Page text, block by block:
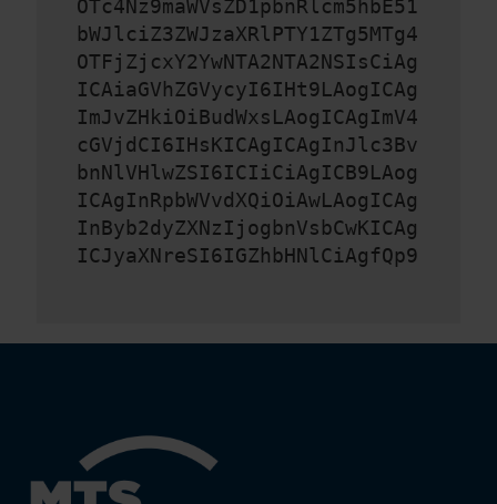
OTc4Nz9maWVsZD1pbnRlcm5hbE51
bWJlciZ3ZWJzaXRlPTY1ZTg5MTg4
OTFjZjcxY2YwNTA2NTA2NSIsCiAg
ICAiaGVhZGVycyI6IHt9LAogICAg
ImJvZHkiOiBudWxsLAogICAgImV4
cGVjdCI6IHsKICAgICAgInJlc3Bv
bnNlVHlwZSI6ICIiCiAgICB9LAog
ICAgInRpbWVvdXQiOiAwLAogICAg
InByb2dyZXNzIjogbnVsbCwKICAg
ICJyaXNreSI6IGZhbHNlCiAgfQp9